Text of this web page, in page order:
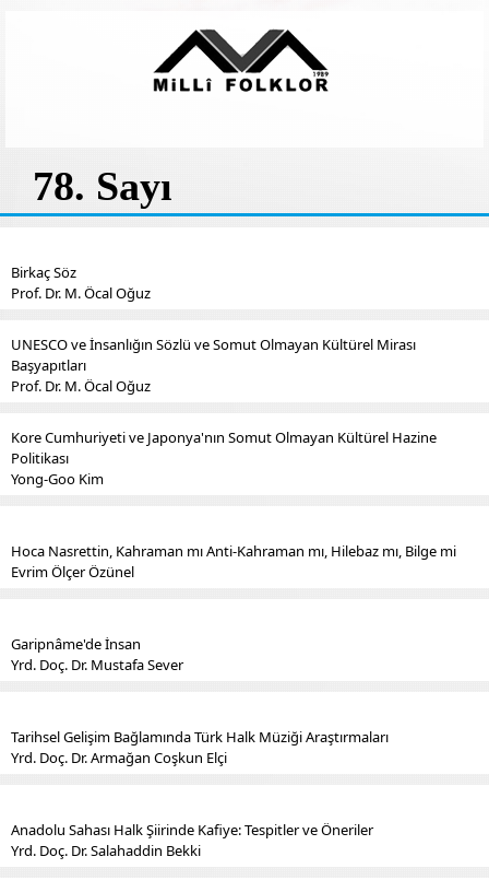
78. Sayı
Birkaç Söz
Prof. Dr. M. Öcal Oğuz
UNESCO ve İnsanlığın Sözlü ve Somut Olmayan Kültürel Mirası
Başyapıtları
Prof. Dr. M. Öcal Oğuz
Kore Cumhuriyeti ve Japonya'nın Somut Olmayan Kültürel Hazine
Politikası
Yong-Goo Kim
Hoca Nasrettin, Kahraman mı Anti-Kahraman mı, Hilebaz mı, Bilge mi
Evrim Ölçer Özünel
Garipnâme'de İnsan
Yrd. Doç. Dr. Mustafa Sever
Tarihsel Gelişim Bağlamında Türk Halk Müziği Araştırmaları
Yrd. Doç. Dr. Armağan Coşkun Elçi
Anadolu Sahası Halk Şiirinde Kafiye: Tespitler ve Öneriler
Yrd. Doç. Dr. Salahaddin Bekki